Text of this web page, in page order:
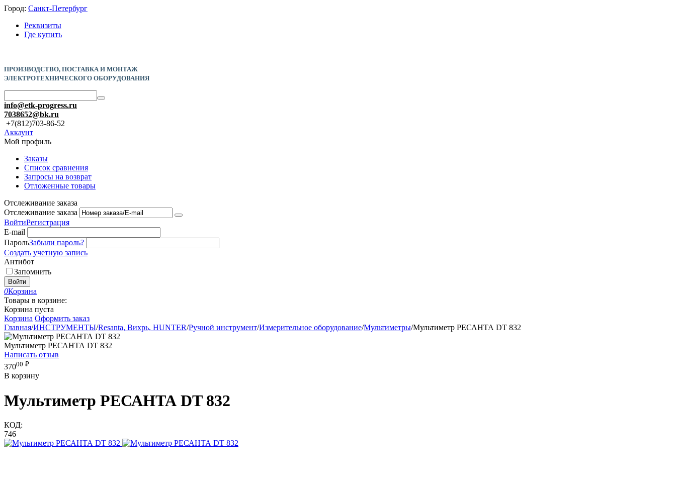
Город: Санкт-Петербург
Реквизиты
Где купить
ПРОИЗВОДСТВО, ПОСТАВКА И МОНТАЖ
ЭЛЕКТРОТЕХНИЧЕСКОГО ОБОРУДОВАНИЯ
info@etk-progress.ru
7038652@bk.ru
+7(812)703-86-52
Аккаунт
Мой профиль
Заказы
Список сравнения
Запросы на возврат
Отложенные товары
Отслеживание заказа
Отслеживание заказа
ВойтиРегистрация
E-mail
ПарольЗабыли пароль?
Создать учетную запись
Антибот
Запомнить
Войти
0Корзина
Товары в корзине:
Корзина пуста
Корзина Оформить заказ
Главная/ИНСТРУМЕНТЫ/Resanta, Вихрь, HUNTER/Ручной инструмент/Измерительное оборудование/Мультиметры/Мультиметр РЕСАНТА DT 832
Мультиметр РЕСАНТА DT 832
Написать отзыв
37000 ₽
В корзину
Мультиметр РЕСАНТА DT 832
КОД:
746